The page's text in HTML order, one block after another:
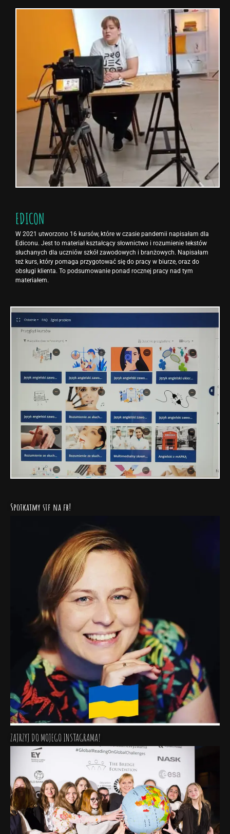
EDICON
W 2021 utworzono 16 kursów, które w czasie pandemii napisałam dla
Ediconu. Jest to materiał kształcący słownictwo i rozumienie tekstów
słuchanych dla uczniów szkół zawodowych i branżowych. Napisałam
też kurs, który pomaga przygotować się do pracy w biurze, oraz do
obsługi klienta. To podsumowanie ponad rocznej pracy nad tym
materiałem.
Spotkajmy się na fb!
ZAJRZYJ DO MOJEGO INSTAGRAMA!